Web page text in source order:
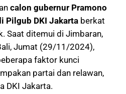
calon gubernur Pramono
Pilgub DKI Jakarta berkat
Saat ditemui di Jimbaran,
Jumat (29/11/2024),
faktor kunci
partai dan relawan,
DKI Jakarta.